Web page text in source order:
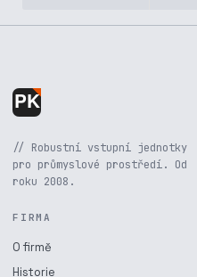
// Robustní vstupní jednotky
pro průmyslové prostředí. Od
roku 2008.
FIRMA
O firmě
Historie